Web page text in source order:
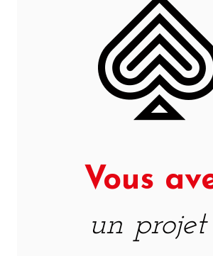
Vous
un projet